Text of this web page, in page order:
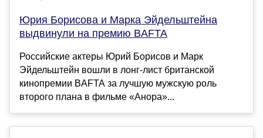
Юрия Борисова и Марка Эйдельштейна
выдвинули на премию BAFTA
Российские актеры Юрий Борисов и Марк
Эйдельштейн вошли в лонг-лист британской
кинопремии BAFTA за лучшую мужскую роль
второго плана в фильме «Анора»...